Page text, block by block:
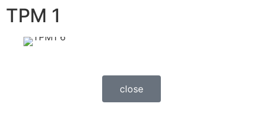
TPM 1
close